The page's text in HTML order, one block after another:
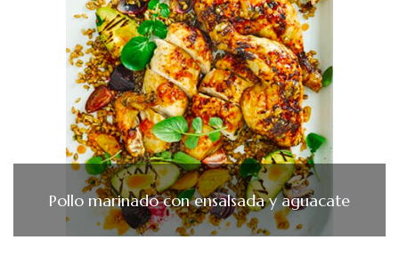
Pollo marinado con ensalsada y aguacate